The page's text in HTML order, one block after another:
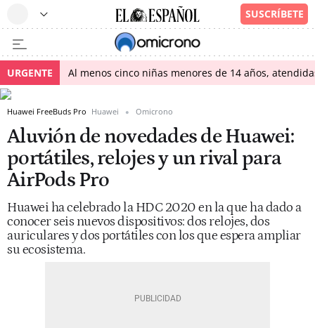
URGENTE Al menos cinco niñas menores de 14 años,
Huawei FreeBuds Pro Huawei Omicrono
Aluvión de novedades de Huawei:
portátiles, relojes y un rival para
AirPods Pro
Huawei ha celebrado la HDC 2020 en la que ha dado a
conocer seis nuevos dispositivos: dos relojes, dos
auriculares y dos portátiles con los que espera ampliar
su ecosistema.